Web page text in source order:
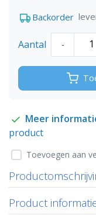
Backorder
Aantal -
Meer
product
Toevoegen aan
Product